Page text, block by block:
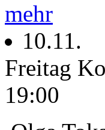
mehr
10.11.
Freitag
19:00